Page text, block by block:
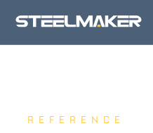
REFERENCE